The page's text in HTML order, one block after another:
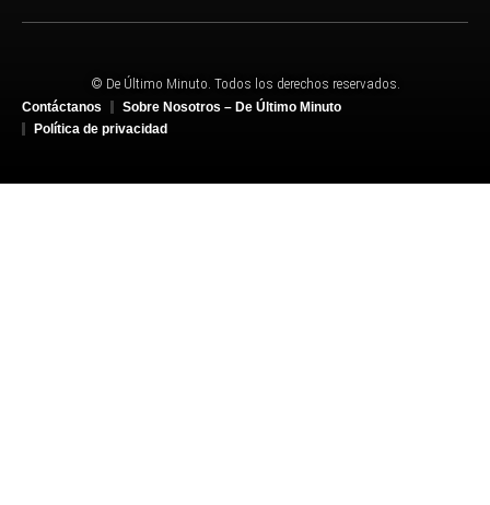
© De Último Minuto. Todos los derechos reservados.
Contáctanos
Sobre Nosotros – De Último Minuto
Política de privacidad